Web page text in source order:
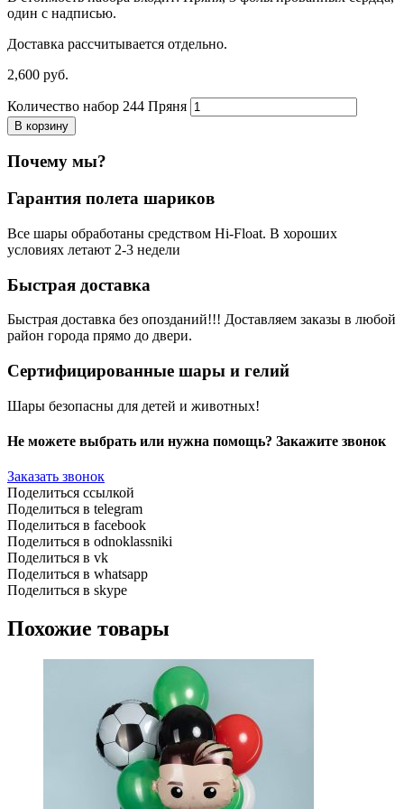
один с надписью.
Доставка рассчитывается отдельно.
2,600 руб.
Количество набор 244 Пряня
В корзину
Почему мы?
Гарантия полета шариков
Все шары обработаны средством Hi-Float. В хороших
условиях летают 2-3 недели
Быстрая доставка
Быстрая доставка без опозданий!!! Доставляем заказы в любой
район города прямо до двери.
Сертифицированные шары и гелий
Шары безопасны для детей и животных!
Не можете выбрать или нужна помощь? Закажите звонок
Заказать звонок
Поделиться ссылкой
Поделиться в telegram
Поделиться в facebook
Поделиться в odnoklassniki
Поделиться в vk
Поделиться в whatsapp
Поделиться в skype
Похожие товары